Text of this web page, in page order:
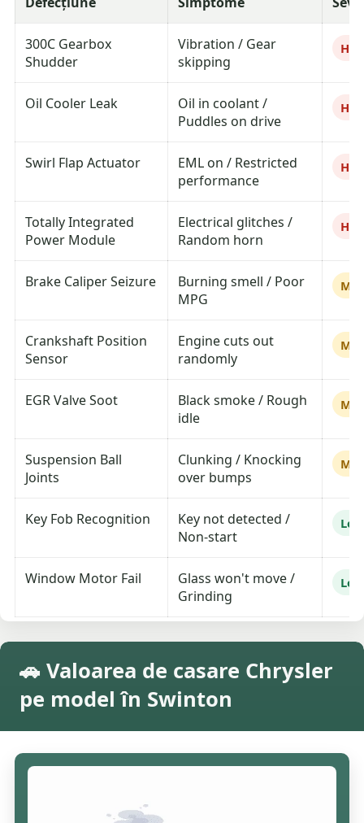
300C Gearbox
Shudder
Vibration / Gear
skipping
Oil Cooler Leak
Oil in coolant /
Puddles on drive
Swirl Flap Actuator
EML on / Restricted
performance
Totally Integrated
Power Module
Electrical glitches /
Random horn
Brake Caliper Seizure
Burning smell / Poor
MPG
Crankshaft Position
Sensor
Engine cuts out
randomly
EGR Valve Soot
Black smoke / Rough
idle
Suspension Ball
Joints
Clunking / Knocking
over bumps
Key Fob Recognition
Key not detected /
Non-start
Window Motor Fail
Glass won't move /
Grinding
🚗 Valoarea de casare Chrysler
pe model în Swinton